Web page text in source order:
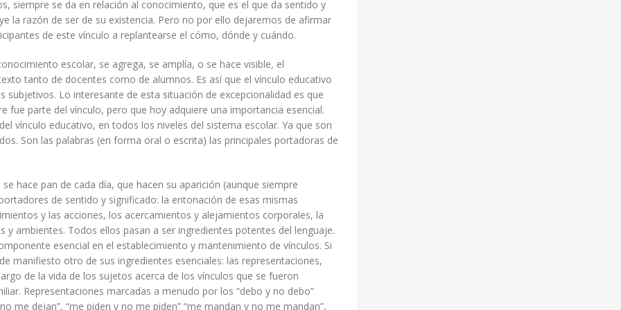
siempre se da en relación al conocimiento, que es el que da sentido y
la razón de ser de su existencia. Pero no por ello dejaremos de afirmar
de este vínculo a replantearse el cómo, dónde y cuándo.
escolar, se agrega, se amplía, o se hace visible, el
tanto de docentes como de alumnos. Es así que el vínculo educativo
Lo interesante de esta situación de excepcionalidad es que
fue parte del vínculo, pero que hoy adquiere una importancia esencial.
vínculo educativo, en todos los niveles del sistema escolar. Ya que son
Son las palabras (en forma oral o escrita) las principales portadoras de
hace pan de cada día, que hacen su aparición (aunque siempre
de sentido y significado: la entonación de esas mismas
y las acciones, los acercamientos y alejamientos corporales, la
ambientes. Todos ellos pasan a ser ingredientes potentes del lenguaje.
esencial en el establecimiento y mantenimiento de vínculos. Si
manifiesto otro de sus ingredientes esenciales: las representaciones,
de la vida de los sujetos acerca de los vínculos que se fueron
Representaciones marcadas a menudo por los “debo y no debo”
me dejan”, “me piden y no me piden” “me mandan y no me mandan”,